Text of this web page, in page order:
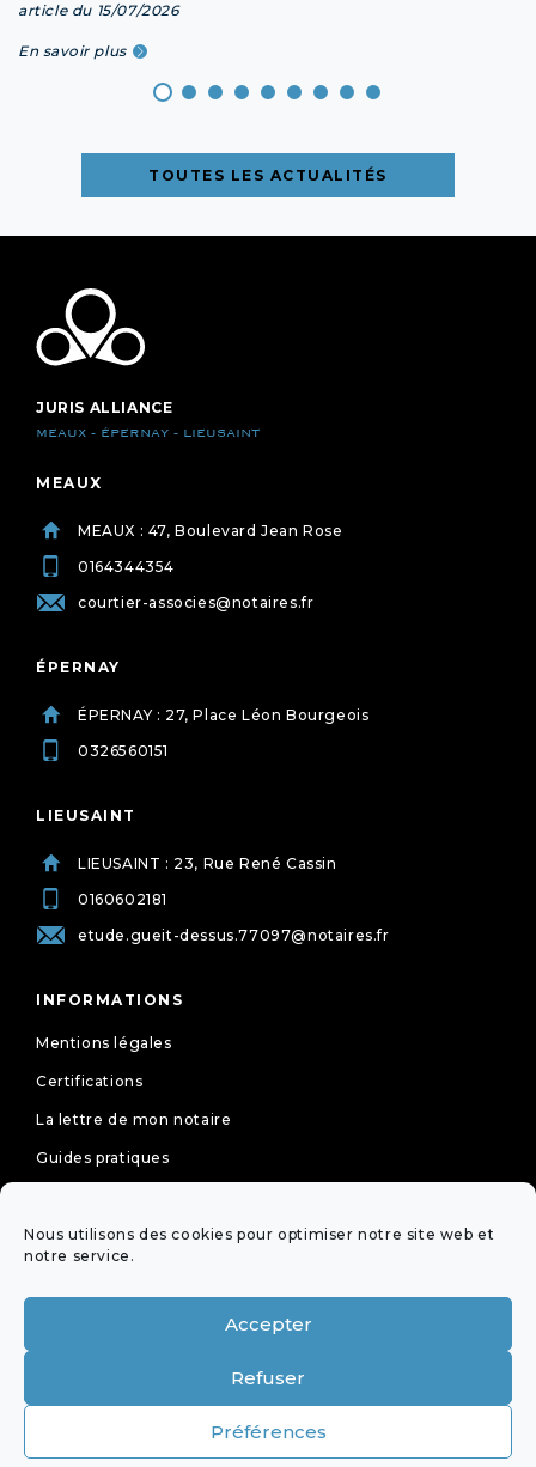
Nous utilisons des cookies pour optimiser notre site web et
notre service.
Accepter
Refuser
Préférences
article du 15/07/2026
En savoir plus
TOUTES LES ACTUALITÉS
JURIS ALLIANCE
MEAUX - ÉPERNAY - LIEUSAINT
MEAUX
MEAUX : 47, Boulevard Jean Rose
0164344354
courtier-associes@notaires.fr
ÉPERNAY
ÉPERNAY : 27, Place Léon Bourgeois
0326560151
LIEUSAINT
LIEUSAINT : 23, Rue René Cassin
0160602181
etude.gueit-dessus.77097@notaires.fr
INFORMATIONS
Mentions légales
Certifications
La lettre de mon notaire
Guides pratiques
Politique de cookies (UE)
VISIOCONFÉRENCE DE LA PROFESSION